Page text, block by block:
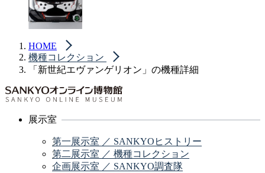
HOME
機種コレクション
「新世紀エヴァンゲリオン」の機種詳細
展示室
第一展示室 ／ SANKYOヒストリー
第二展示室 ／ 機種コレクション
企画展示室 ／ SANKYO調査隊